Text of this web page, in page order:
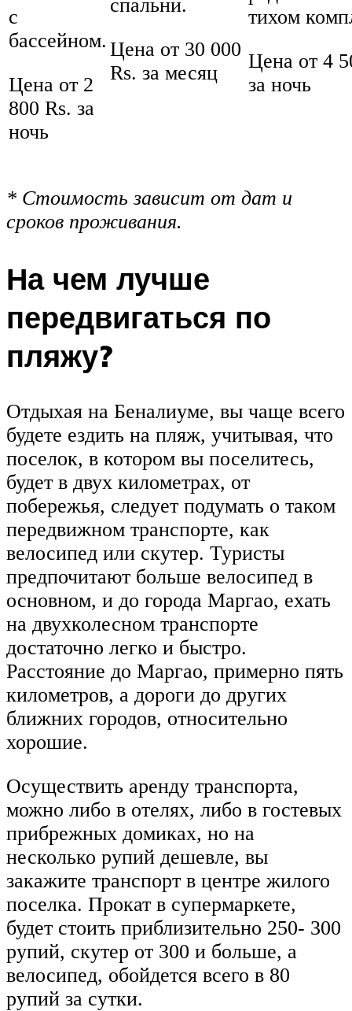
с
бассейном.
Цена от 2
800 Rs. за
ночь
спальни.
Цена от 30 000
Rs. за месяц
тихом
Цена от 4
за ночь
* Стоимость зависит от дат и
сроков проживания.
На чем лучше
передвигаться по
пляжу?
Отдыхая на Беналиуме, вы чаще всего
будете ездить на пляж, учитывая, что
поселок, в котором вы поселитесь,
будет в двух километрах, от
побережья, следует подумать о таком
передвижном транспорте, как
велосипед или скутер. Туристы
предпочитают больше велосипед в
основном, и до города Маргао, ехать
на двухколесном транспорте
достаточно легко и быстро.
Расстояние до Маргао, примерно пять
километров, а дороги до других
ближних городов, относительно
хорошие.
Осуществить аренду транспорта,
можно либо в отелях, либо в гостевых
прибрежных домиках, но на
несколько рупий дешевле, вы
закажите транспорт в центре жилого
поселка. Прокат в супермаркете,
будет стоить приблизительно 250- 300
рупий, скутер от 300 и больше, а
велосипед, обойдется всего в 80
рупий за сутки.